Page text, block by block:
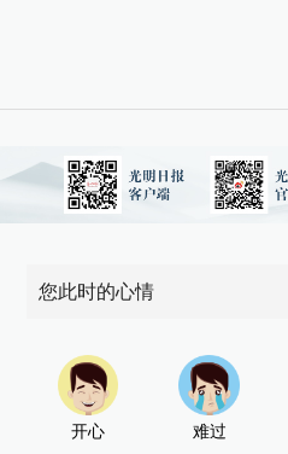
您此时的心情
开心 难过